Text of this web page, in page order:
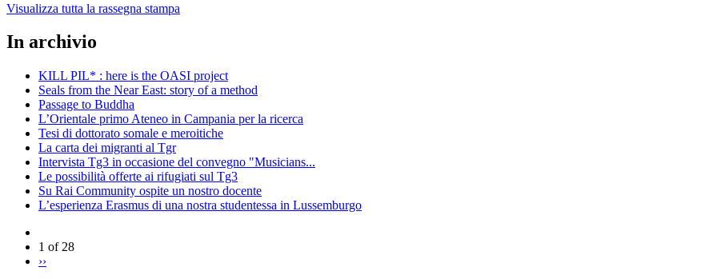
Visualizza tutta la rassegna stampa
In archivio
KILL PIL* : here is the OASI project
Seals from the Near East: story of a method
Passage to Buddha
L’Orientale primo Ateneo in Campania per la ricerca
Tesi di dottorato somale e meroitiche
La carta dei migranti al Tgr
Intervista Tg3 in occasione del convegno "Musicians...
Le possibilità offerte ai rifugiati sul Tg3
Su Rai Community ospite un nostro docente
L’esperienza Erasmus di una nostra studentessa in Lussemburgo
1 of 28
››